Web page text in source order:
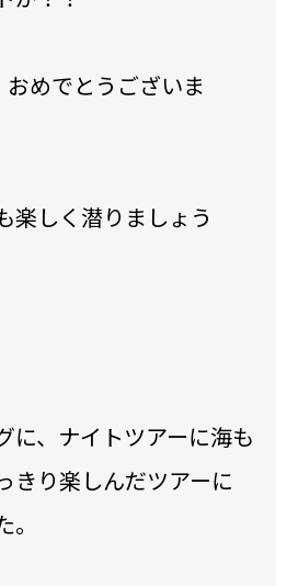
めでとうございま
楽しく潜りましょう
に、ナイトツアーに海も
きり楽しんだツアーに